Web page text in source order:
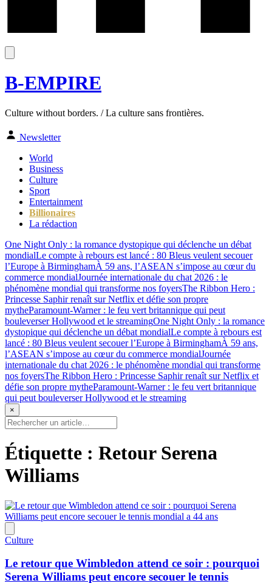
B-EMPIRE
Culture without borders. / La culture sans frontières.
Newsletter
World
Business
Culture
Sport
Entertainment
Billionaires
La rédaction
One Night Only : la romance dystopique qui déclenche un débat
mondialLe compte à rebours est lancé : 80 Bleus veulent secouer
l’Europe à BirminghamÀ 59 ans, l’ASEAN s’impose au cœur du
commerce mondialJournée internationale du chat 2026 : le
phénomène mondial qui transforme nos foyersThe Ribbon Hero :
Princesse Saphir renaît sur Netflix et défie son propre
mytheParamount-Warner : le feu vert britannique qui peut
bouleverser Hollywood et le streamingOne Night Only : la romance
dystopique qui déclenche un débat mondialLe compte à rebours est
lancé : 80 Bleus veulent secouer l’Europe à BirminghamÀ 59 ans,
l’ASEAN s’impose au cœur du commerce mondialJournée
internationale du chat 2026 : le phénomène mondial qui transforme
nos foyersThe Ribbon Hero : Princesse Saphir renaît sur Netflix et
défie son propre mytheParamount-Warner : le feu vert britannique
qui peut bouleverser Hollywood et le streaming
×
Étiquette : Retour Serena
Williams
Culture
Le retour que Wimbledon attend ce soir : pourquoi
Serena Williams peut encore secouer le tennis